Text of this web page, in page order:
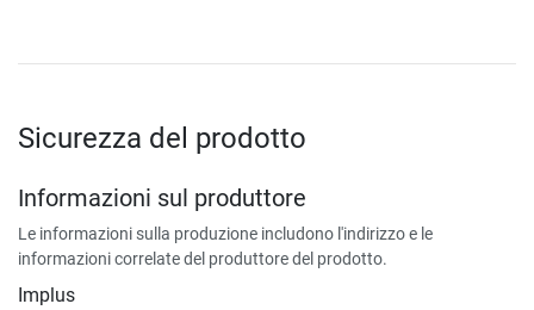
Sicurezza del prodotto
Informazioni sul produttore
Le informazioni sulla produzione includono l'indirizzo e le
informazioni correlate del produttore del prodotto.
Implus